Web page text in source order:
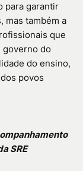
para garantir
mas também a
que
governo do
do ensino,
povos
SRE